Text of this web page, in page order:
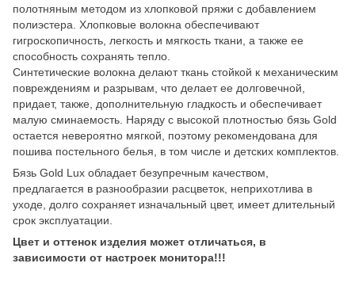
полотняным методом из хлопковой пряжи с добавлением
полиэстера. Хлопковые волокна обеспечивают
гигроскопичность, легкость и мягкость ткани, а также ее
способность сохранять тепло.
Синтетические волокна делают ткань стойкой к механическим
повреждениям и разрывам, что делает ее долговечной,
придает, также, дополнительную гладкость и обеспечивает
малую сминаемость. Наряду с высокой плотностью бязь Gold
остается невероятно мягкой, поэтому рекомендована для
пошива постельного белья, в том числе и детских комплектов.
Бязь Gold Lux обладает безупречным качеством,
предлагается в разнообразии расцветок, неприхотлива в
уходе, долго сохраняет изначальный цвет, имеет длительный
срок эксплуатации.
Цвет и оттенок изделия может отличаться, в
зависимости от настроек монитора!!!